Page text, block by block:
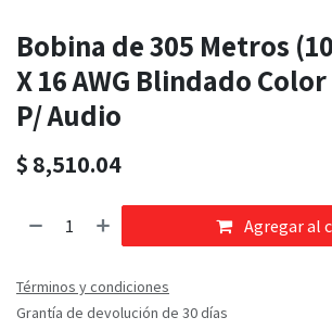
Bobina de 305 Metros
X 16 AWG Blindado
P/ Audio
$ 8,510.04
Agregar al
Términos y condiciones
Grantía de devolución de 30 días